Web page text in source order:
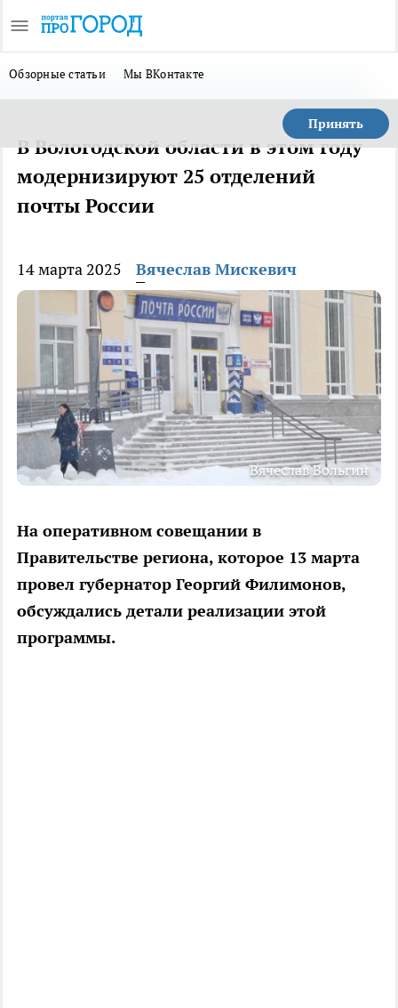
Обзорные статьи Мы ВКонтакте
Принять
В Вологодской области в этом году
модернизируют 25 отделений
почты России
14 марта 2025 Вячеслав Мискевич
Вячеслав Вольгин
На оперативном совещании в
Правительстве региона, которое 13 марта
провел губернатор Георгий Филимонов,
обсуждались детали реализации этой
программы.